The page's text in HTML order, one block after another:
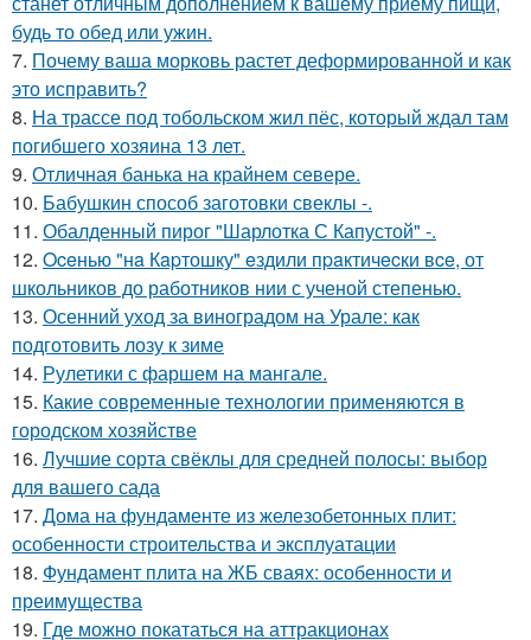
будь то обед или ужин.
7. Почему ваша морковь растет деформированной и как
это исправить?
8. На трассе под тобольском жил пёс, который ждал там
погибшего хозяина 13 лет.
9. Отличная банька на крайнем севере.
10. Бабушкин способ заготовки свеклы -.
11. Обалденный пирог "Шарлотка С Капустой" -.
12. Oceнью "нa Кapтошку" eздили пpaктичecки вce, от
школьников до работников нии с ученой степенью.
13. Осенний уход за виноградом на Урале: как
подготовить лозу к зиме
14. Рулетики с фаршем на мангале.
15. Какие современные технологии применяются в
городском хозяйстве
16. Лучшие сорта свёклы для средней полосы: выбор
для вашего сада
17. Дома на фундаменте из железобетонных плит:
особенности строительства и эксплуатации
18. Фундамент плита на ЖБ сваях: особенности и
преимущества
19. Где можно покататься на аттракционах